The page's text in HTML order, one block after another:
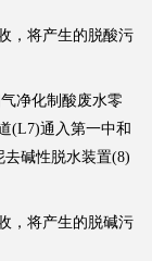
将产生的脱酸污
净化制酸废水零
(L7)通入第一中和
去碱性脱水装置(8)
将产生的脱碱污